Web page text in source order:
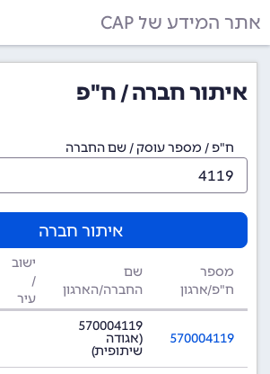
אתר המידע של CAP
איתור חברה / ח"פ
ח"פ / מספר עוסק / שם החברה
איתור חברה
מספר
ח"פ/ארגון
שם
החברה/הארגון
ישוב
/
עיר
570004119
570004119
(אגודה
שיתופית)